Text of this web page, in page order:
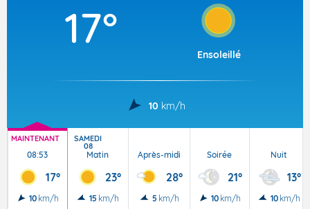
17°
Ensoleillé
10 km/h
MAINTENANT
08:53
17°
10 km/h
SAMEDI
08
Matin
23°
15 km/h
Après-midi
28°
5 km/h
Soirée
21°
10 km/h
Nuit
13°
10 km/h